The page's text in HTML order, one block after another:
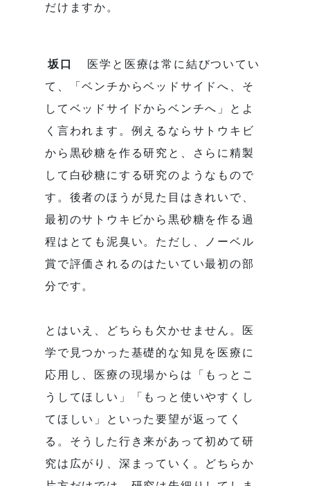
だけますか。
坂口
医学と医療は常に結びついてい
て、「ベンチからベッドサイドへ、そ
してベッドサイドからベンチへ」とよ
く言われます。例えるならサトウキビ
から黒砂糖を作る研究と、さらに精製
して白砂糖にする研究のようなもので
す。後者のほうが見た目はきれいで、
最初のサトウキビから黒砂糖を作る過
程はとても泥臭い。ただし、ノーベル
賞で評価されるのはたいてい最初の部
分です。
とはいえ、どちらも欠かせません。医
学で見つかった基礎的な知見を医療に
応用し、医療の現場からは「もっとこ
うしてほしい」「もっと使いやすくし
てほしい」といった要望が返ってく
る。そうした行き来があって初めて研
究は広がり、深まっていく。どちらか